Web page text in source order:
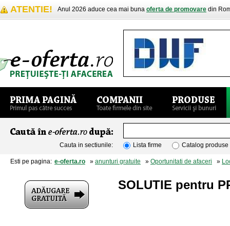
ATENTIE! Anul 2026 aduce cea mai buna oferta de promovare din
Cauta in sectiunile: Lista firme Catalog produse
Esti pe pagina: e-oferta.ro » anunturi gratuite » Oportunitati de afaceri »
SOLUTIE pentru